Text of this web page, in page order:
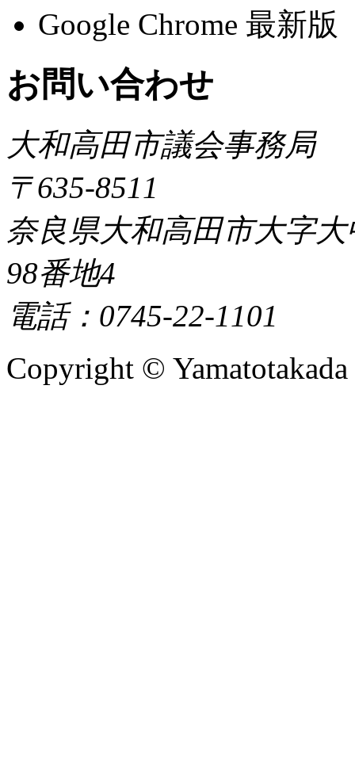
Google Chrome 最新版
お問い合わせ
大和高田市議会事務局
〒635-8511
奈良県大和高田市大字大
98番地4
電話：0745-22-1101
Copyright ©